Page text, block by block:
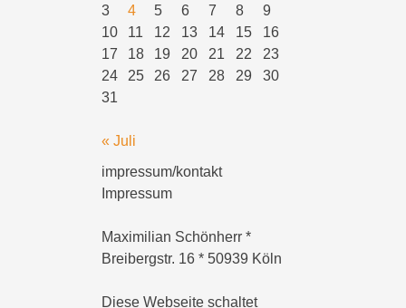
3
4 5 6 7 8
9
10
11 12 13 14 15
16
17
18 19 20 21 22
23
24
25 26 27 28 29
30
31
« Juli
impressum/kontakt
Impressum
Maximilian Schönherr *
Breibergstr. 16 * 50939 Köln
Diese Webseite schaltet